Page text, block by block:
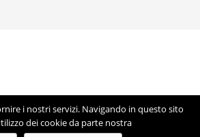
-2026 | Studio Lorigiola | STELE | P.IVA
with ♥ byArtmosferausing WordPress
i nostri servizi. Navigando in questo sito
dei cookie da parte nostra